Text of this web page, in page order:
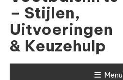
– Stijlen,
Uitvoeringen
& Keuzehulp
Menu